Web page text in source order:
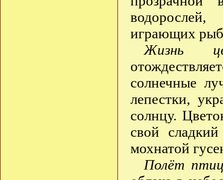
играющих
Жизнь
солнечные
лепестки,
солнцу.
свой
мохнатой
Полёт